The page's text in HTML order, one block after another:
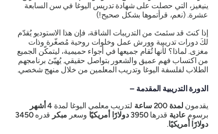
ينيغيز، التي حصلت على شهادة تدريس اليوغا في سن السابعة
عشرة. (نعم، قرأتموها بشكل صحيح!)
إذا كنتَ قد سئمتَ من التدريبات الشاقة، فإن هذا الاستوديو يُقدّم
لكَ دورات تدريبية وورش عمل وخلوات روحية مُصغّرة وذات
مغزى. لماذا؟ لأنها تُقام جميعها في أجواء حميمية، ليتمكّن الجميع
من اكتساب فهم عميق والشعور بتواصل حقيقي. يُهيّئ برنامجهم
الطلاب لفلسفة اليوغا وتدريب المعلمين من خلال منهج شخصي.
الدورة التدريبية المقدمة –
يقدمونلمدة 200 ساعة لتدريب معلمي اليوغا لمدة4 أشهر
برسومعاديةقدرها3950 دولارًا أمريكيًا وسعرمبكرقدره3450
دولارًا أمريكيًا.